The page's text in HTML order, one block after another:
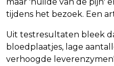
tijdens het bezoek. Een
Uit testresultaten bleek
bloedplaatjes, lage
verhoogde